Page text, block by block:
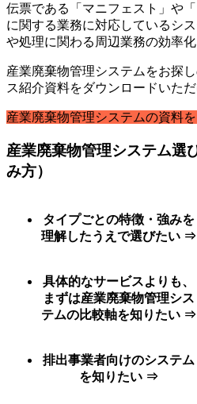
伝票である「マニフェスト」や
に関する業務に対応しているシ
や処理に関わる周辺業務の効率化
産業廃棄物管理システムをお探
ス紹介資料をダウンロードいただ
産業廃棄物管理システムの資料
産業廃棄物管理システム選
み方）
タイプごとの特徴・強みを
理解したうえで選びたい ⇒
具体的なサービスよりも、
まずは産業廃棄物管理シス
テムの比較軸を知りたい ⇒
排出事業者向けのシステム
を知りたい ⇒